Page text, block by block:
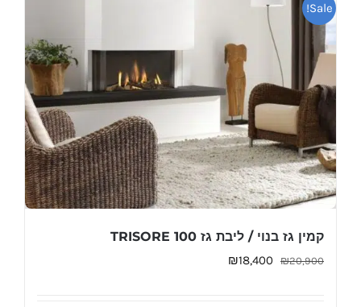
Sale!
קמין גז בנוי / ליבת גז TRISORE 100
₪20,900
המחיר₪18,400